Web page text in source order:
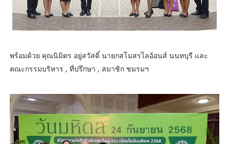
พร้อมด้วย คุณนิมิตร อยู่สวัสดิ์ นายกสโมสรไลอ้อนส์ นนทบุรี และ
คณะกรรมบริหาร , ที่ปรึกษา , สมาชิก ชมรมฯ